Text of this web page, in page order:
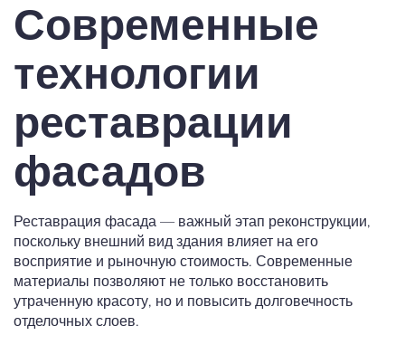
Современные
технологии
реставрации
фасадов
Реставрация фасада — важный этап реконструкции,
поскольку внешний вид здания влияет на его
восприятие и рыночную стоимость. Современные
материалы позволяют не только восстановить
утраченную красоту, но и повысить долговечность
отделочных слоев.